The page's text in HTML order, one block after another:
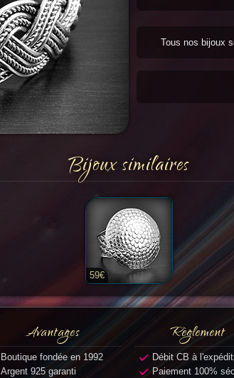
Tous nos bijoux
Bijoux similaires
59€
Avantages
Boutique fondée en 1992
Argent 925 garanti
Règlement
Débit CB à
Paiement 100%